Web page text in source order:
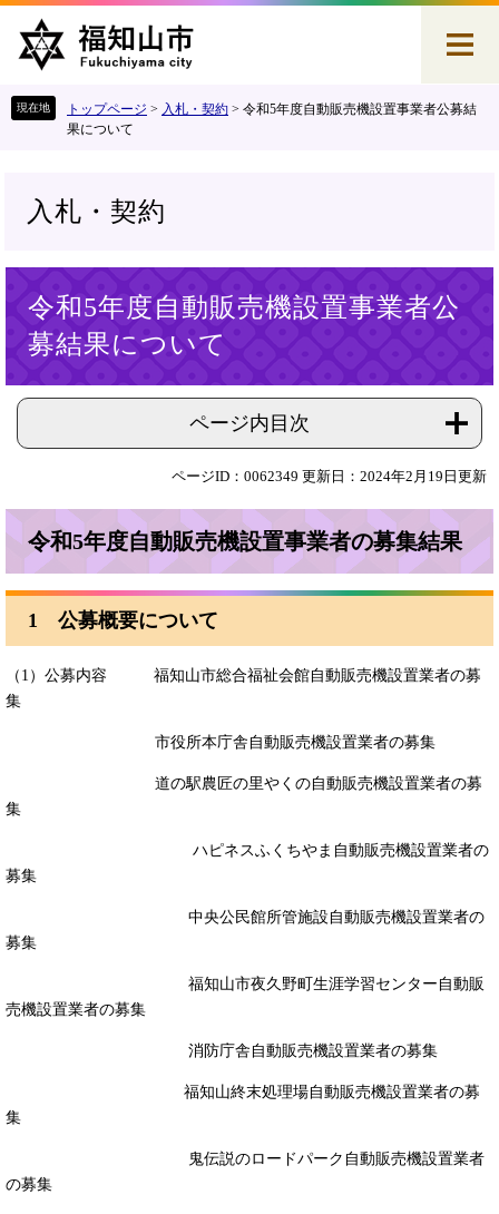
へ
トップページ > 入札・契約 > 令和5年度自動販売機設置事業者公募結
果について
入札・契約
令和5年度自動販売機設置事業者公
募結果について
ページ内目次
ページID：0062349 更新日：2024年2月19日更新
令和5年度自動販売機設置事業者の募集結果
1 公募概要について
（1）公募内容 福知山市総合福祉会館自動販売機設置業者の募
集
市役所本庁舎自動販売機設置業者の募集
道の駅農匠の里やくの自動販売機設置業者の募
集
ハピネスふくちやま自動販売機設置業者の
募集
中央公民館所管施設自動販売機設置業者の
募集
福知山市夜久野町生涯学習センター自動販
売機設置業者の募集
消防庁舎自動販売機設置業者の募集
福知山終末処理場自動販売機設置業者の募
集
鬼伝説のロードパーク自動販売機設置業者
の募集